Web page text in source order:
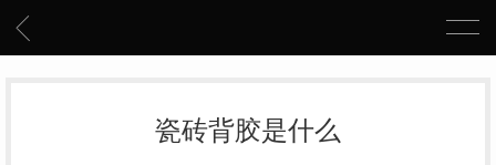
瓷砖背胶是什么